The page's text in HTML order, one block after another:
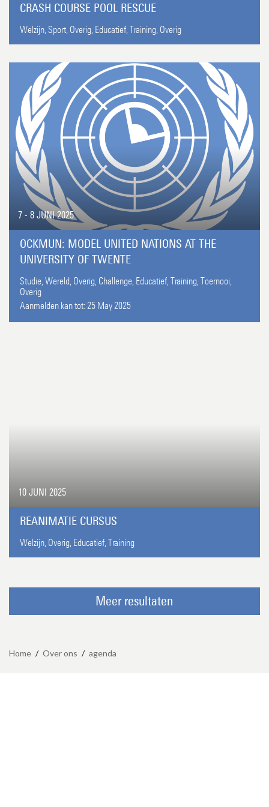
CRASH COURSE POOL RESCUE
Welzijn,Sport, Overig, Educatief,Training, Overig
7 - 8 JUNI 2025
OCKMUN: MODEL UNITED NATIONS AT THE
UNIVERSITY OF TWENTE
Studie, Wereld, Overig, Challenge, Educatief, Training, Toernooi,
Overig
Aanmelden kan tot: 25 May 2025
10 JUNI 2025
REANIMATIE CURSUS
Welzijn, Overig, Educatief,Training
Meer resultaten
Home / Over ons / agenda